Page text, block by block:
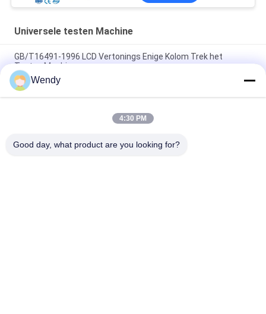
Universele testen Machine
GB/T16491-1996 LCD Vertonings Enige Kolom Trek het
Testen Machine
Elektronische Rubber Trek het Testen Machine, 5KN-Stof
Textiel het Testen Machine
Instrument van de stoffen het Universele Treksterkte, Textiel
Wendy
4:30 PM
Good day, what product are you looking for?